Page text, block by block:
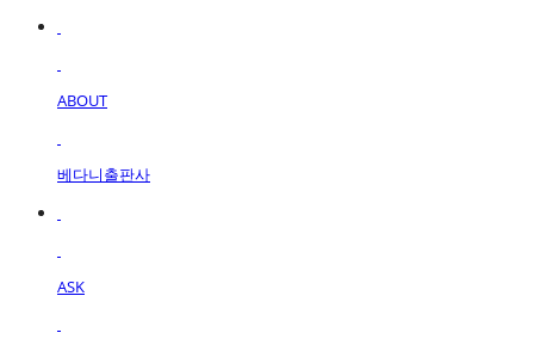
ABOUT
베다니출판사
ASK